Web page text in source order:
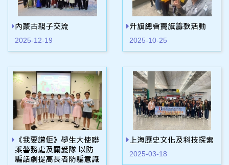
內蒙古親子交流
2025-12-19
升旗總會賣旗籌款活動
2025-10-25
《我要讚佢》學生大使聯
乘警務處及關愛隊 以防
騙話劇提高長者防騙意識
上海歷史文化及科技探索
2025-03-18